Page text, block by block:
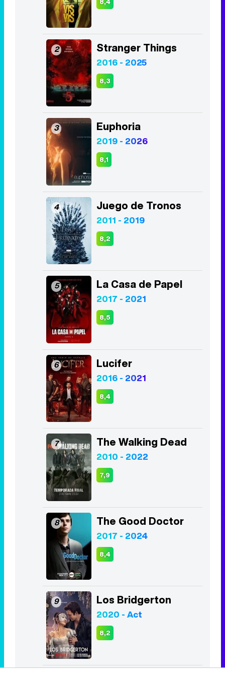
8,3
3 Euphoria
2019 - 2026
8,1
4 Juego de Tronos
2011 - 2019
8,2
5 La Casa de Papel
2017 - 2021
8,5
6 Lucifer
2016 - 2021
8,4
7 The Walking Dead
2010 - 2022
7,9
8 The Good Doctor
2017 - 2024
8,4
9 Los Bridgerton
2020 - Act
8,2
10 The Boys
2019 - Act
8,0